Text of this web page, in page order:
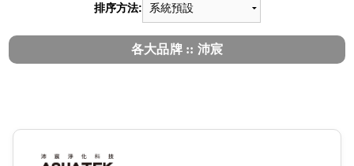
排序方法:
各大品牌 :: 沛宸